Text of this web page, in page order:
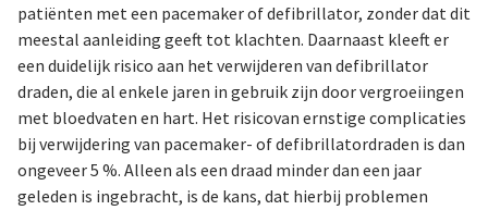
patiënten met een pacemaker of defibrillator, zonder dat dit
meestal aanleiding geeft tot klachten. Daarnaast kleeft er
een duidelijk risico aan het verwijderen van defibrillator
draden, die al enkele jaren in gebruik zijn door vergroeiingen
met bloedvaten en hart. Het risicovan ernstige complicaties
bij verwijdering van pacemaker- of defibrillatordraden is dan
ongeveer 5 %. Alleen als een draad minder dan een jaar
geleden is ingebracht, is de kans, dat hierbij problemen